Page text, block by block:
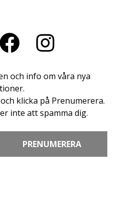
och info om våra nya
klicka på Prenumerera.
inte att spamma dig.
PRENUMERERA